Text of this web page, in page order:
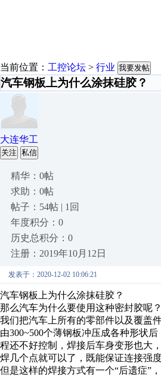
当前位置： 工控论坛 > 行业 我要发帖
汽车钢板上为什么涂抹硅胶？
大连华工
关注 私信
精华：0帖
求助：0帖
帖子：54帖 | 1回
年度积分：0
历史总积分：0
注册：2019年10月12日
发表于：2020-12-02 10:06:21
汽车钢板上为什么涂抹硅胶？
那么汽车为什么要使用这种密封胶呢
我们把汽车上所有的零部件以及覆盖
由300~500个薄钢板冲压成各种形状
程还不好控制，焊接后车身变形也大
焊几个点就可以了，既能保证连接强
但是这样的焊接方式有一个“后遗症”